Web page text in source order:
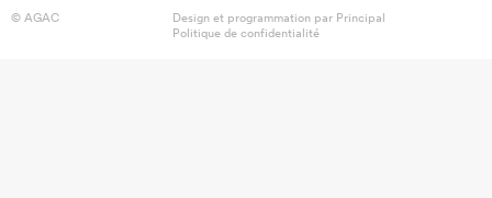
© AGAC Design et programmation par Principal
Politique de confidentialité